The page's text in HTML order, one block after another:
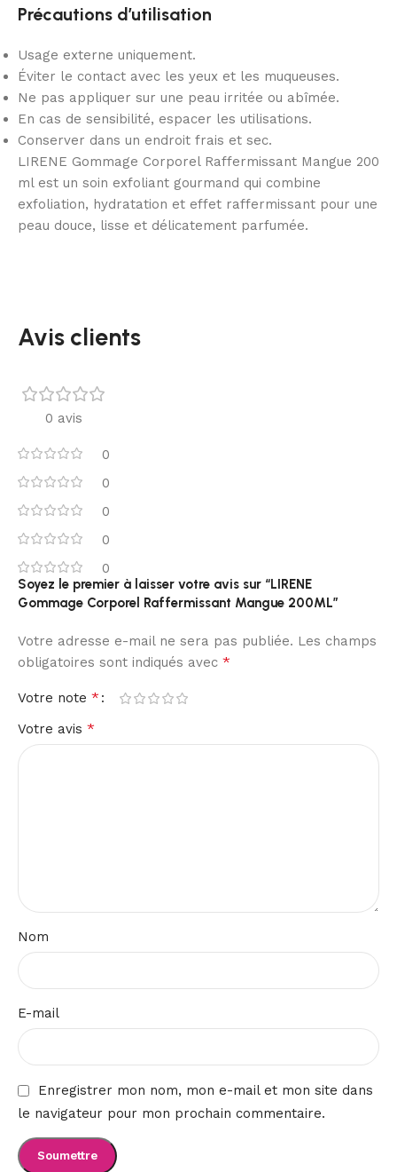
Précautions d’utilisation
Usage externe uniquement.
Éviter le contact avec les yeux et les muqueuses.
Ne pas appliquer sur une peau irritée ou abîmée.
En cas de sensibilité, espacer les utilisations.
Conserver dans un endroit frais et sec.
LIRENE Gommage Corporel Raffermissant Mangue 200
ml est un soin exfoliant gourmand qui combine
exfoliation, hydratation et effet raffermissant pour une
peau douce, lisse et délicatement parfumée.
Avis clients
0 avis
0
0
0
0
0
Soyez le premier à laisser votre avis sur “LIRENE
Gommage Corporel Raffermissant Mangue 200ML”
Votre adresse e-mail ne sera pas publiée. Les champs
obligatoires sont indiqués avec *
Votre note *
Votre avis *
Nom
E-mail
Enregistrer mon nom, mon e-mail et mon site dans
le navigateur pour mon prochain commentaire.